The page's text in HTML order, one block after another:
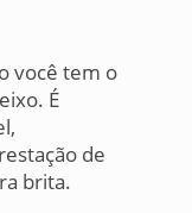
você tem o
É
de
brita.